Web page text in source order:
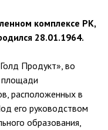
комплексе РК,
28.01.1964.
Продукт», во
площади
расположенных в
его руководством
образования,